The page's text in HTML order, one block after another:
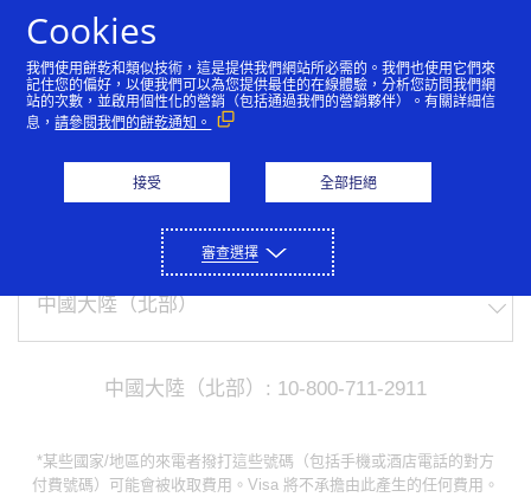
獲取支援
需要協助？致電我們吧
For lost or stolen credit cards, please call us:
中國大陸（北部）: 10-800-711-2911
*某些國家/地區的來電者撥打這些號碼（包括手機或酒店電話的對方
付費號碼）可能會被收取費用。Visa 將不承擔由此產生的任何費用。
Cookies
我們使用餅乾和類似技術，這是提供我們網站所必需的。我們也使用它們來
記住您的偏好，以便我們可以為您提供最佳的在線體驗，分析您訪問我們網
站的次數，並啟用個性化的營銷（包括通過我們的營銷夥伴）。有關詳細信
息，請參閱我們的餅乾通知。
接受 全部拒絕
審查選擇